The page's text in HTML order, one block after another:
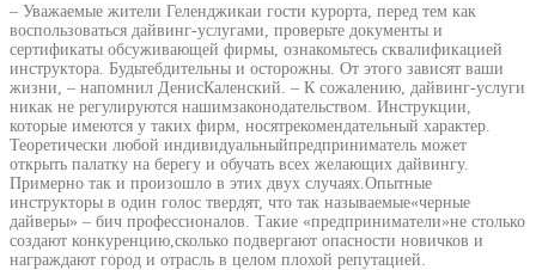
– Уважаемые жители Геленджикаи гости курорта, перед тем как
воспользоваться дайвинг-услугами, проверьте документы и
сертификаты обсуживающей фирмы, ознакомьтесь сквалификацией
инструктора. Будьтебдительны и осторожны. От этого зависят ваши
жизни, – напомнил ДенисКаленский. – К сожалению, дайвинг-услуги
никак не регулируются нашимзаконодательством. Инструкции,
которые имеются у таких фирм, носятрекомендательный характер.
Теоретически любой индивидуальныйпредприниматель может
открыть палатку на берегу и обучать всех желающих дайвингу.
Примерно так и произошло в этих двух случаях.Опытные
инструкторы в один голос твердят, что так называемые«черные
дайверы» – бич профессионалов. Такие «предприниматели»не столько
создают конкуренцию,сколько подвергают опасности новичков и
награждают город и отрасль в целом плохой репутацией.